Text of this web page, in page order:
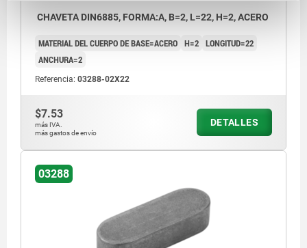
CHAVETA DIN6885, FORMA:A, B=2, L=22, H=2, ACERO
MATERIAL DEL CUERPO DE BASE=ACERO H=2 LONGITUD=22
ANCHURA=2
Referencia: 03288-02X22
$7.53
más IVA.
más gastos de envío
DETALLES
03288